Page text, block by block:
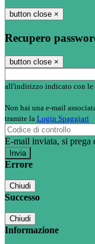
button close ×
Recupero
button close ×
all'indirizzo indicato con le
Non hai una e-mail
tramite la Login Spaggiari
E-mail inviata, si prega
Errore
Chiudi
Successo
Chiudi
Informazione